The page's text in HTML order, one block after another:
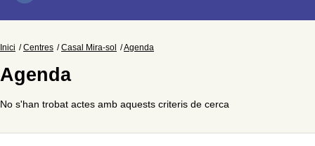
Inici Centres Casal Mira-sol Agenda
Agenda
No s'han trobat actes amb aquests criteris de cerca